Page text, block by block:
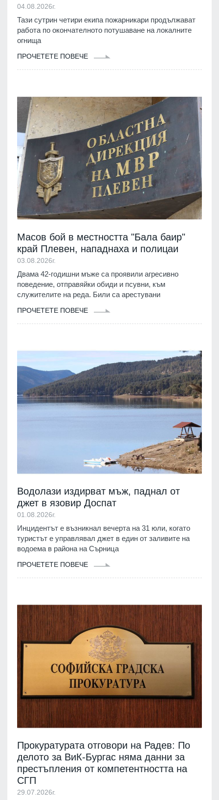
04.08.2026г.
Тази сутрин четири екипа пожарникари продължават
работа по окончателното потушаване на локалните
огнища
ПРОЧЕТЕТЕ ПОВЕЧЕ
Масов бой в местността "Бала баир"
край Плевен, нападнаха и полицаи
03.08.2026г.
Двама 42-годишни мъже са проявили агресивно
поведение, отправяйки обиди и псувни, към
служителите на реда. Били са арестувани
ПРОЧЕТЕТЕ ПОВЕЧЕ
Водолази издирват мъж, паднал от
джет в язовир Доспат
01.08.2026г.
Инцидентът е възникнал вечерта на 31 юли, когато
туристът е управлявал джет в един от заливите на
водоема в района на Сърница
ПРОЧЕТЕТЕ ПОВЕЧЕ
Прокуратурата отговори на Радев: По
делото за ВиК-Бургас няма данни за
престъпления от компетентността на
СГП
29.07.2026г.